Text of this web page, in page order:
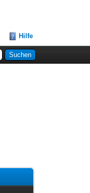
Hilfe